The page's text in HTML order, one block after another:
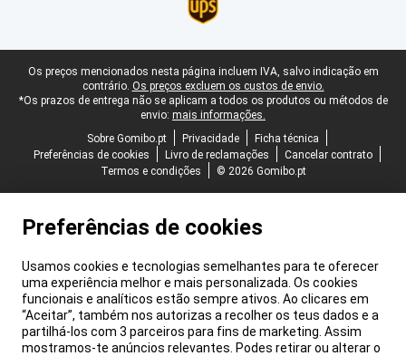
Rodapé legal
Os preços mencionados nesta página incluem IVA, salvo indicação em
contrário. Os preços excluem os custos de envio.
*Os prazos de entrega não se aplicam a todos os produtos ou métodos de
envio: mais informações.
Sobre Gomibo.pt
Privacidade
Ficha técnica
Preferências de cookies
Livro de reclamações
Cancelar contrato
Termos e condições
© 2026 Gomibo.pt
Preferências de cookies
Usamos cookies e tecnologias semelhantes para te oferecer
uma experiência melhor e mais personalizada. Os cookies
funcionais e analíticos estão sempre ativos. Ao clicares em
“Aceitar”, também nos autorizas a recolher os teus dados e a
partilhá-los com 3 parceiros para fins de marketing. Assim
mostramos-te anúncios relevantes. Podes retirar ou alterar o